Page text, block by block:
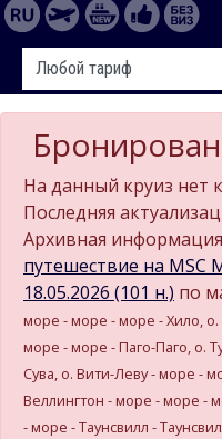
На данный круиз нет
Последняя
Архивная
путешествие на MSC
18.05.2026 (101 н.) по
море - море - море - Хило,
море - море - Паго-Паго, о.
Сува, о. Вити-Леву - море -
Веллингтон - море - море -
- море - Таунсвилл -